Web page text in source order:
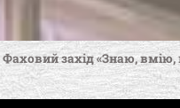
Фаховий захід «Знаю,